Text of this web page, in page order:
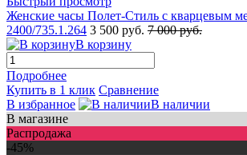
Женские часы Полет-Стиль с кварцевым
2400/735.1.264 3 500 руб. 7 000 руб.
В корзину
Подробнее
Купить в 1 клик Сравнение
В избранное
В наличии
В магазине
Распродажа
-45%